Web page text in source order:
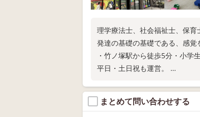
理学療法士、社会福祉士、保育
発達の基礎の基礎である、感覚
・竹ノ塚駅から徒歩5分・小学
平日・土日祝も運営。
まとめて問い合わせする